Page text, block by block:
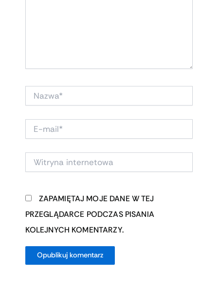
NAZWA*
MAIL*
WITRYNA
INTERNETOWA
ZAPAMIĘTAJ MOJE DANE W TEJ
PRZEGLĄDARCE PODCZAS PISANIA
KOLEJNYCH KOMENTARZY.